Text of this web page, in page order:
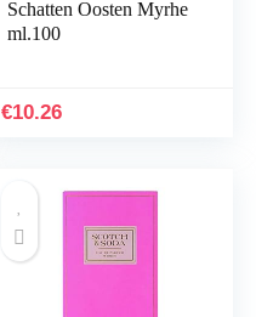
Schatten Oosten Myrhe
ml.100
€10.26